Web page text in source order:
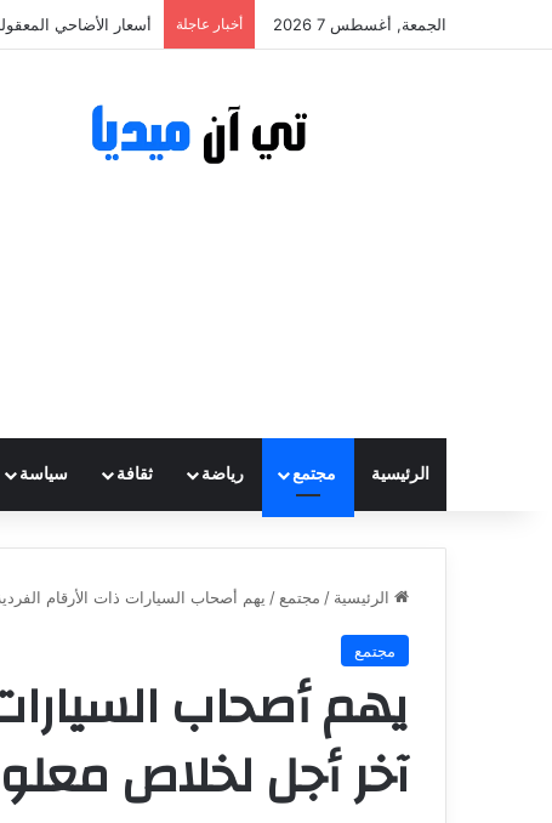
الجمعة, أغسطس 7 2026 أخبار عاجلة أسعار الأضاحي المعقولة تتراوح
الرئيسية مجتمع رياضة ثقافة سياسة
الرئيسية / مجتمع / يهم أصحاب السيارات ذات الأرقام
مجتمع
يهم أصحاب
آخر أجل لخلاص